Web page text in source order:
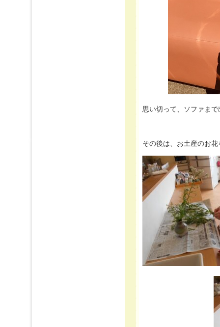
思い切って、ソファま
その後は、お土産のお